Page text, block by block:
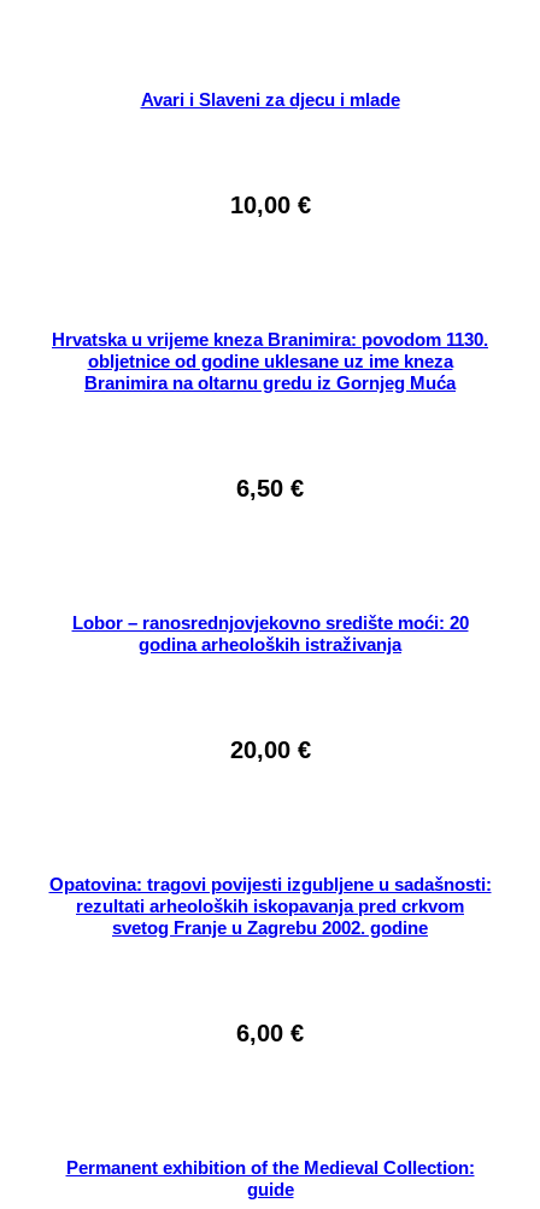
Avari i Slaveni za djecu i mlade
10,00 €
Hrvatska u vrijeme kneza Branimira: povodom 1130.
obljetnice od godine uklesane uz ime kneza
Branimira na oltarnu gredu iz Gornjeg Muća
6,50 €
Lobor – ranosrednjovjekovno središte moći: 20
godina arheoloških istraživanja
20,00 €
Opatovina: tragovi povijesti izgubljene u sadašnosti:
rezultati arheoloških iskopavanja pred crkvom
svetog Franje u Zagrebu 2002. godine
6,00 €
Permanent exhibition of the Medieval Collection:
guide